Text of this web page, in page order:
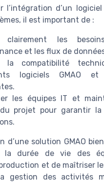
l’intégration d’un logiciel
il est important de :
clairement les
et les flux de
la compatibilité
logiciels GMAO
les équipes IT et
projet pour garantir la
d’une solution GMAO
la durée de vie des
et de maîtriser
gestion des activités